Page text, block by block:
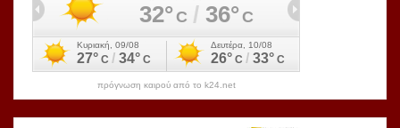
πρόγνωση καιρού από το k24.net